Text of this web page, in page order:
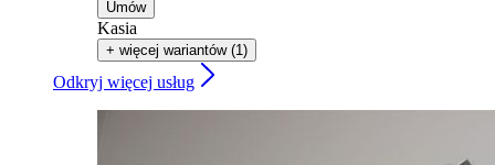
Umów
Kasia
+ więcej wariantów (1)
Odkryj więcej usług